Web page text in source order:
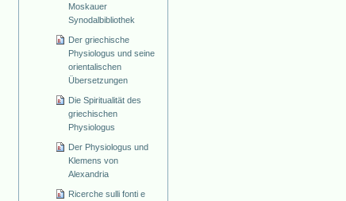
Moskauer
Synodalbibliothek
Der griechische
Physiologus und seine
orientalischen
Übersetzungen
Die Spiritualität des
griechischen
Physiologus
Der Physiologus und
Klemens von
Alexandria
Ricerche sulli fonti e